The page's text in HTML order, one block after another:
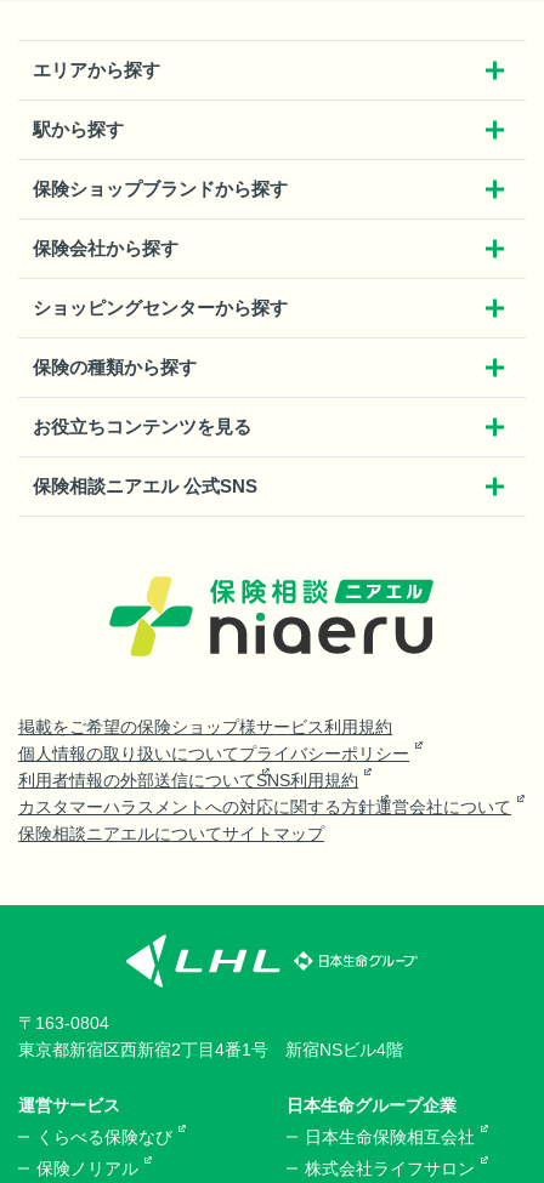
エリアから探す
駅から探す
保険ショップブランドから探す
保険会社から探す
ショッピングセンターから探す
保険の種類から探す
お役立ちコンテンツを見る
保険相談ニアエル 公式SNS
掲載をご希望の保険ショップ様サービス利用規約
個人情報の取り扱いについてプライバシーポリシー
利用者情報の外部送信についてSNS利用規約
カスタマーハラスメントへの対応に関する方針運営会社について
保険相談ニアエルについてサイトマップ
〒163-0804
東京都新宿区西新宿2丁目4番1号 新宿NSビル4階
運営サービス
くらべる保険なび
保険ノリアル
日本生命グループ企業
日本生命保険相互会社
株式会社ライフサロン